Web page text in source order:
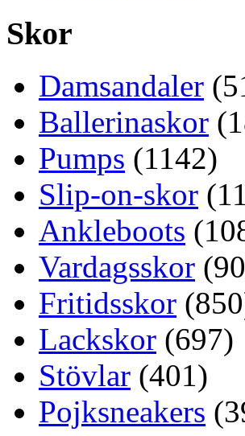
Skor
Damsandaler
Ballerinaskor
Pumps (1142)
Slip-on-skor
Ankleboots
Vardagsskor
Fritidsskor
Lackskor (697)
Stövlar (401)
Pojksneakers